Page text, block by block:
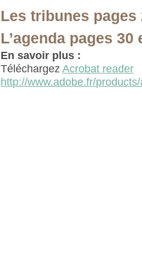
Les tribunes pages
L’agenda pages 30
En savoir plus :
TéléchargezAcrobat reader
http://www.adobe.fr/